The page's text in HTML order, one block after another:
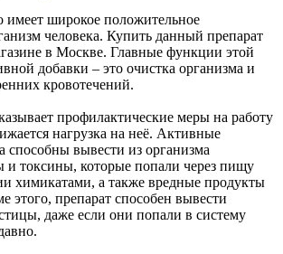
имеет широкое положительное
человека. Купить данный препарат
в Москве. Главные функции этой
добавки – это очистка организма и
кровотечений.
профилактические меры на работу
нагрузка на неё. Активные
способны вывести из организма
и токсины, которые попали через пищу
химикатами, а также вредные продукты
этого, препарат способен вывести
даже если они попали в систему